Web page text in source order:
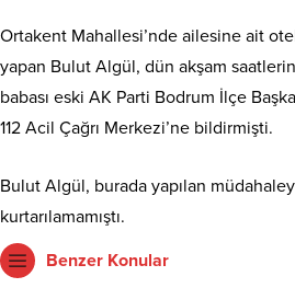
Ortakent Mahallesi’nde ailesine ait
yapan Bulut Algül, dün akşam
babası eski AK Parti Bodrum İlçe
112 Acil Çağrı Merkezi’ne bildirmişti.
Bulut Algül, burada yapılan
kurtarılamamıştı.
Benzer Konular